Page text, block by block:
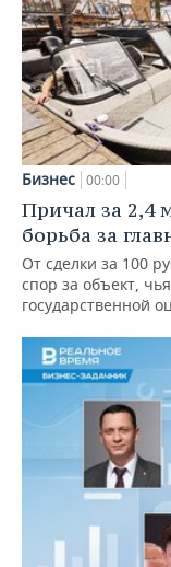
Бизнес 00:00
Причал за 2,4
борьба за
От сделки за 100
спор за объект,
государственной